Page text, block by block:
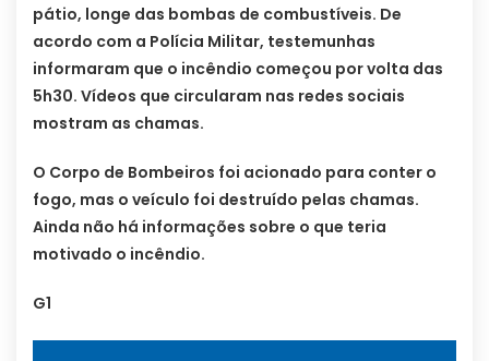
pátio, longe das bombas de combustíveis. De
acordo com a Polícia Militar, testemunhas
informaram que o incêndio começou por volta das
5h30. Vídeos que circularam nas redes sociais
mostram as chamas.
O Corpo de Bombeiros foi acionado para conter o
fogo, mas o veículo foi destruído pelas chamas.
Ainda não há informações sobre o que teria
motivado o incêndio.
G1